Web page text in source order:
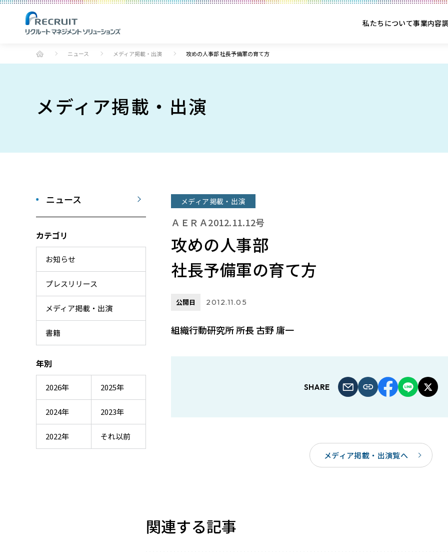
私たちについて事業内容
ニュース メディア掲載・出演 攻めの人事部 社長予備軍の育て方
メディア掲載・出演
ニュース
カテゴリ
お知らせ
プレスリリース
メディア掲載・出演
書籍
年別
2026年 2025年
2024年 2023年
2022年 それ以前
メディア掲載・出演
ＡＥＲＡ2012.11.12号
攻めの人事部
社長予備軍の育て方
公開日 2012.11.05
組織行動研究所 所長 古野 庸一
SHARE
メディア掲載・出演覧へ
関連する記事